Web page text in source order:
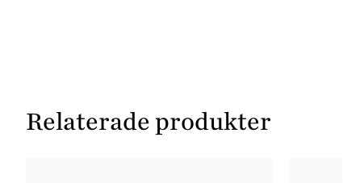
Relaterade produkter